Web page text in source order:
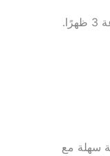
سهلة مع